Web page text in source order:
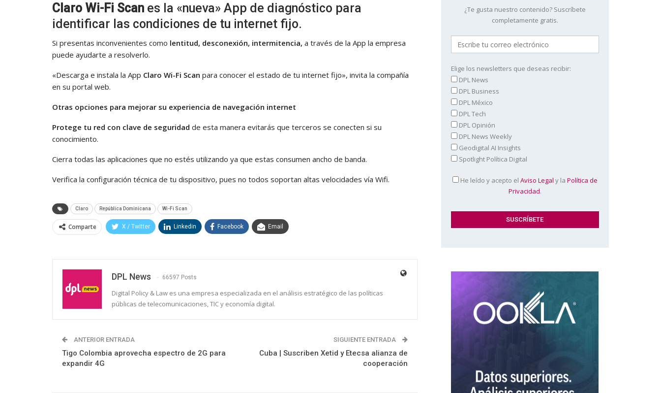
Claro Wi-Fi Scan es la «nueva» App de diagnóstico para
identificar las condiciones de tu internet fijo.
Si presentas inconvenientes como lentitud, desconexión, intermitencia, a través de la App la empresa
puede ayudarte a resolverlo.
«Descarga e instala la App Claro Wi-Fi Scan para conocer el estado de tu internet fijo», invita la compañía
en su portal web.
Otras opciones para mejorar su experiencia de navegación internet
Protege tu red con clave de seguridad de esta manera evitarás que terceros se conecten si su
conocimiento.
Cierra todas las aplicaciones que no estés utilizando ya que estas consumen ancho de banda.
Verifica la configuración técnica de tu dispositivo, pues no todos soportan altas velocidades vía Wifi.
Claro República Dominicana Wi-Fi Scan
Comparte X / Twitter Linkedin Facebook Email
DPL News 66597 Posts
Digital Policy & Law es una empresa especializada en el análisis estratégico de las políticas
públicas de telecomunicaciones, TIC y economía digital.
ANTERIOR ENTRADA
Tigo Colombia aprovecha espectro de 2G para
expandir 4G
SIGUIENTE ENTRADA
Cuba | Suscriben Xetid y Etecsa alianza de
cooperación
¿Te gusta nuestro contenido? Suscríbete
completamente gratis.
Elige los newsletters que deseas recibir:
DPL News
DPL Business
DPL México
DPL Tech
DPL Opinión
DPL News Weekly
Geodigital AI Insights
Spotlight Política Digital
He leído y acepto el Aviso Legal y la Política de
Privacidad.